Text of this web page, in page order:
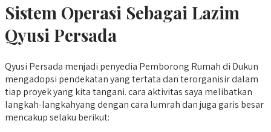
Sistem Operasi Sebagai Lazim
Qyusi Persada
Qyusi Persada menjadi penyedia Pemborong Rumah di Dukun
mengadopsi pendekatan yang tertata dan terorganisir dalam
tiap proyek yang kita tangani. cara aktivitas saya melibatkan
langkah-langkahyang dengan cara lumrah dan juga garis besar
mencakup selaku berikut: